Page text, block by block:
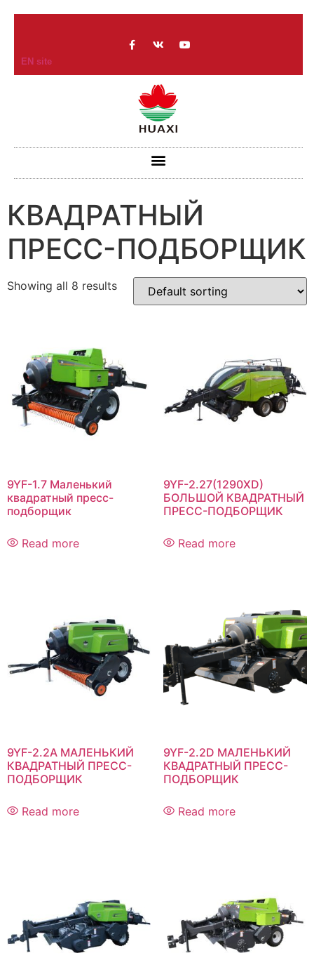
EN site
КВАДРАТНЫЙ
ПРЕСС-ПОДБОРЩИК
Showing all 8 results
9YF-1.7 Маленький
квадратный пресс-
подборщик
Read more
9YF-2.27(1290XD)
БОЛЬШОЙ КВАДРАТНЫЙ
ПРЕСС-ПОДБОРЩИК
Read more
9YF-2.2A МАЛЕНЬКИЙ
КВАДРАТНЫЙ ПРЕСС-
ПОДБОРЩИК
Read more
9YF-2.2D МАЛЕНЬКИЙ
КВАДРАТНЫЙ ПРЕСС-
ПОДБОРЩИК
Read more